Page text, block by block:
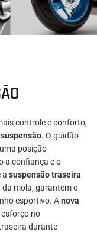
controle e conforto,
. O guidão
posição
a confiança e o
a suspensão traseira
da mola, garantem o
esportivo. Anova
esforço no
durante